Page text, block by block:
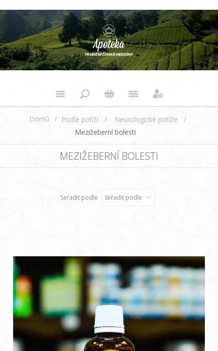
Domů / Podle potíží / Neurologické potíže
/
Mezižeberní bolesti
MEZIŽEBERNÍ BOLESTI
Seřadit podle Seřadit podle